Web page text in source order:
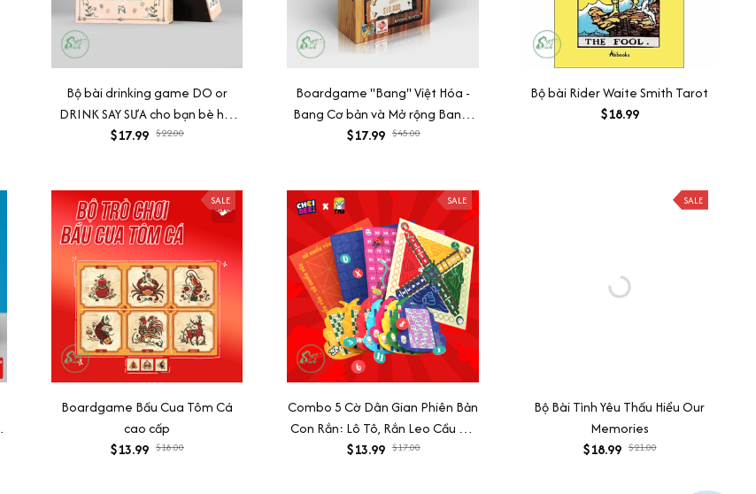
Bộ bài drinking game DO or
DRINK SAY SƯA cho bạn bè hội
nhóm 156 lá.
$17.99 $22.00
Boardgame "Bang" Việt Hóa -
Bang Cơ bản và Mở rộng Bang!
Dodge City gắn kết gia đình và
$17.99 $45.00
Bộ bài Rider Waite Smith Tarot
$18.99
SALE
Boardgame Bầu Cua Tôm Cá
cao cấp
$13.99 $18.00
SALE
Combo 5 Cờ Dân Gian Phiên Bản
Con Rắn: Lô Tô, Rắn Leo Cầu Cá
Tra, Cờ Chiếu Yêu, Cờ Đá Rắn, Cờ
$13.99 $17.00
SALE
Bộ Bài Tình Yêu Thấu Hiểu Our
Memories
$18.99 $21.00